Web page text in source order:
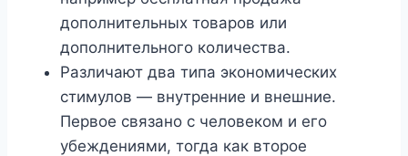
дополнительных товаров или
дополнительного количества.
Различают два типа экономических
стимулов — внутренние и внешние.
Первое связано с человеком и его
убеждениями, тогда как второе